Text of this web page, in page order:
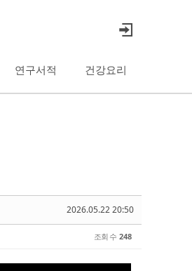
연구서적 건강요리
2026.05.22 20:50
조회 수 248